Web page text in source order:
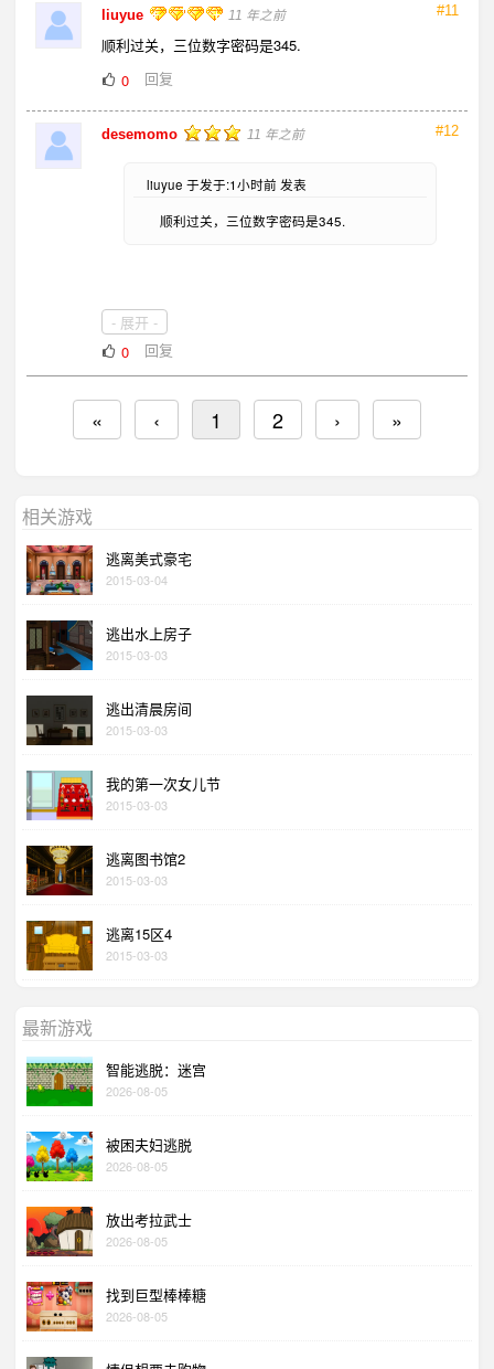
#11
liuyue 11 年之前
顺利过关，三位数字密码是345.
0
回复
#12
desemomo 11 年之前
liuyue 于发于:1小时前 发表
顺利过关，三位数字密码是345.
怎么看出的345呢?
- 展开 -
0
回复
« ‹ 1 2 › »
相关游戏
逃离美式豪宅
2015-03-04
逃出水上房子
2015-03-03
逃出清晨房间
2015-03-03
我的第一次女儿节
2015-03-03
逃离图书馆2
2015-03-03
逃离15区4
2015-03-03
最新游戏
智能逃脱：迷宫
2026-08-05
被困夫妇逃脱
2026-08-05
放出考拉武士
2026-08-05
找到巨型棒棒糖
2026-08-05